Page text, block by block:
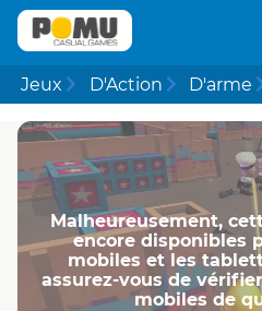
Jeux D'Action D'arme
Malheureusement,
encore disponibles
mobiles et les
assurez-vous de
mobiles de